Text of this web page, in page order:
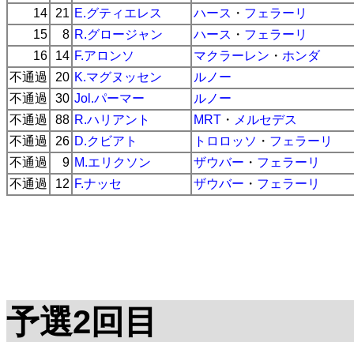
14
21 E.グティエレス ハース ・ フェラーリ
15
8 R.グロージャン ハース ・ フェラーリ
16
14 F.アロンソ マクラーレン ・ ホンダ
不通過
20 K.マグヌッセン
ルノー
不通過
30 Jol.パーマー
ルノー
不通過
88 R.ハリアント MRT ・ メルセデス
不通過
26 D.クビアト トロロッソ ・ フェラーリ
不通過
9 M.エリクソン ザウバー ・ フェラーリ
不通過
12 F.ナッセ ザウバー ・ フェラーリ
予選2回目